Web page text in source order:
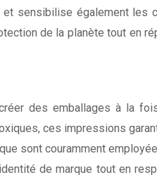
sensibilise également les
de la planète tout en
des emballages à la
ces impressions
sont couramment
de marque tout en